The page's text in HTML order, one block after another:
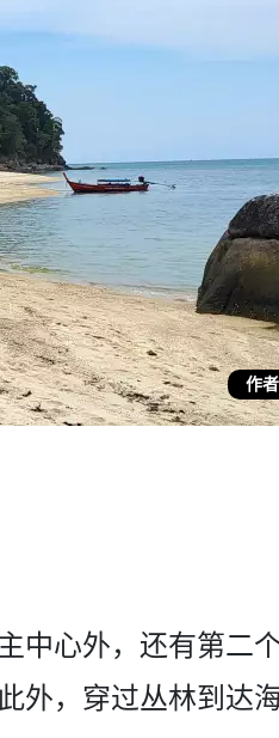
作
中心外，还有第二
外，穿过丛林到达